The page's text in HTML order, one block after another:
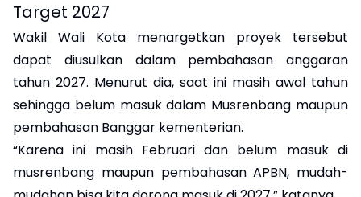
Target 2027
Wakil Wali Kota menargetkan proyek tersebut
dapat diusulkan dalam pembahasan anggaran
tahun 2027. Menurut dia, saat ini masih awal tahun
sehingga belum masuk dalam Musrenbang maupun
pembahasan Banggar kementerian.
“Karena ini masih Februari dan belum masuk di
musrenbang maupun pembahasan APBN, mudah-